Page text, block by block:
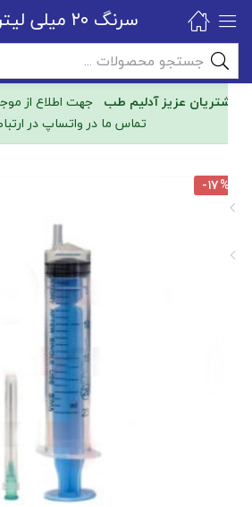
مشتریان عزیز آدلیم طبجهت اطلاع از
تماس ما در واتساپ در ارتباط
سرنگ ۲۰ میلی لیتر سیما
-۱۷%